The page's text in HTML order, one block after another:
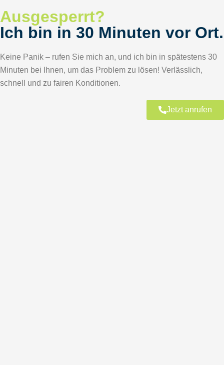
Ausgesperrt?
Ich bin in 30 Minuten vor Ort.
Keine Panik – rufen Sie mich an, und ich bin in spätestens 30
Minuten bei Ihnen, um das Problem zu lösen! Verlässlich,
schnell und zu fairen Konditionen.
Jetzt anrufen